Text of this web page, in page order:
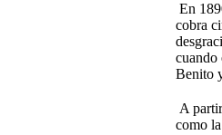
En
cobra
cuando
Benito
A
como